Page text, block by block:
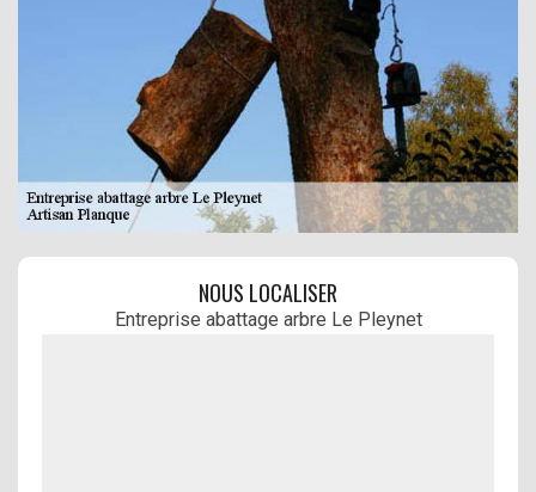
NOUS LOCALISER
Entreprise abattage arbre Le Pleynet